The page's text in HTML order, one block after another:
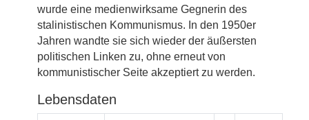
wurde eine medienwirksame Gegnerin des
stalinistischen Kommunismus. In den 1950er
Jahren wandte sie sich wieder der äußersten
politischen Linken zu, ohne erneut von
kommunistischer Seite akzeptiert zu werden.
Lebensdaten